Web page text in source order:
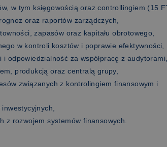
w tym księgowością oraz controllingiem (15
oraz raportów zarządczych,
zapasów oraz kapitału obrotowego,
w kontroli kosztów i poprawie efektywności,
i odpowiedzialność za współpracę z audytorami,
produkcją oraz centralą grupy,
związanych z kontrolingiem finansowym i
z rozwojem systemów finansowych.